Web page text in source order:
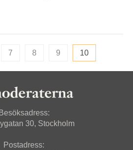
7 8 9 10
Besöksadress:
30, Stockholm
Postadress: